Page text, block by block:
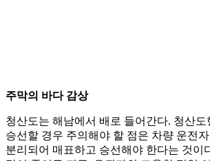
주막의 바다 감상
청산도는 해남에서 배로 들어간다. 청산
승선할 경우 주의해야 할 점은 차량 운전자
분리되어 매표하고 승선해야 한다는 것이